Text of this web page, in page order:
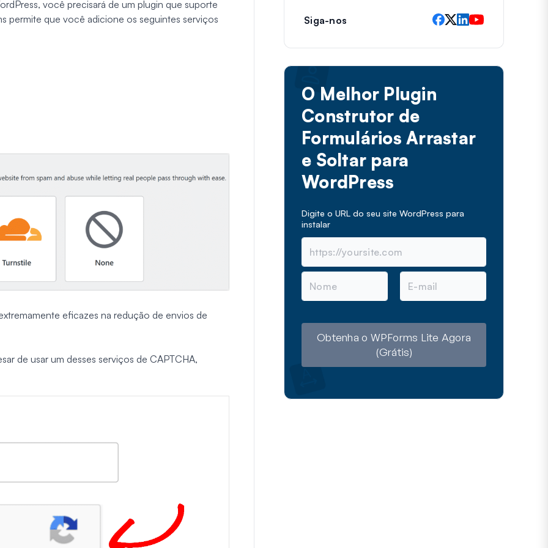
você precisará de um plugin que suporte
permite que você adicione os seguintes serviços
eficazes na redução de envios de
de usar um desses serviços de CAPTCHA,
Siga-nos
O Melhor Plugin
Construtor de
Formulários Arrastar
e Soltar para
WordPress
Digite o URL do seu site WordPress para
instalar
N
m
E
m
Obtenha o WPForms Lite Agora
(Grátis)